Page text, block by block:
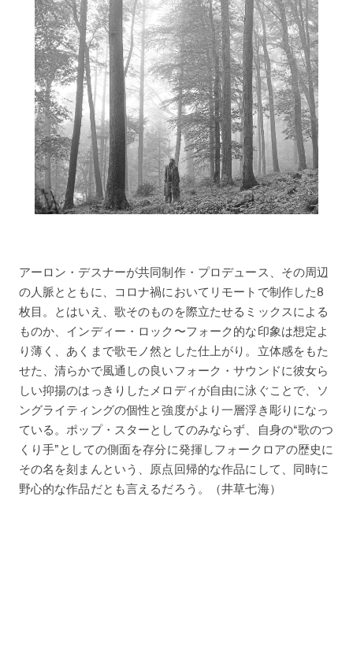
アーロン・デスナーが共同制作・プロデュース、その周辺
の人脈とともに、コロナ禍においてリモートで制作した8
枚目。とはいえ、歌そのものを際立たせるミックスによる
ものか、インディー・ロック〜フォーク的な印象は想定よ
り薄く、あくまで歌モノ然とした仕上がり。立体感をもた
せた、清らかで風通しの良いフォーク・サウンドに彼女ら
しい抑揚のはっきりしたメロディが自由に泳ぐことで、ソ
ングライティングの個性と強度がより一層浮き彫りになっ
ている。ポップ・スターとしてのみならず、自身の“歌のつ
くり手”としての側面を存分に発揮しフォークロアの歴史に
その名を刻まんという、原点回帰的な作品にして、同時に
野心的な作品だとも言えるだろう。（井草七海）